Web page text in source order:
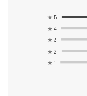
★ 5
★ 4
★ 3
★ 2
★ 1